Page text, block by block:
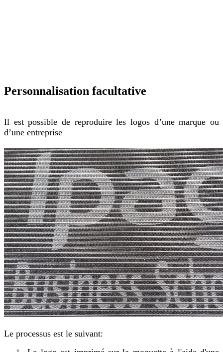
Personnalisation facultative
Il est possible de reproduire les logos d’une marque ou
d’une entreprise
Le processus est le suivant: